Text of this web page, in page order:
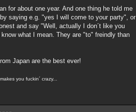
for about one year. And one thing he told me
saying e.g. "yes I will come to your party", or
and say "Well, actually I don´t like you
what I mean. They are "to" freindly than
Japan are the best ever!
you fuckin´ crazy...